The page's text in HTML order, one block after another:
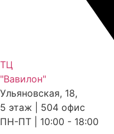
ТЦ
"Вавилон"
Ульяновская, 18,
5 этаж | 504 офис
ПН-ПТ | 10:00 - 18:00